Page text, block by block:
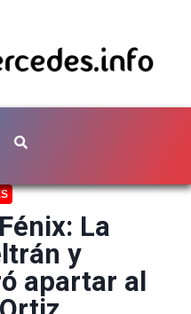
La
y
apartar al